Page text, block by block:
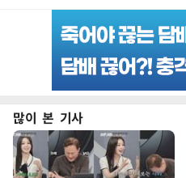
많이 본 기사